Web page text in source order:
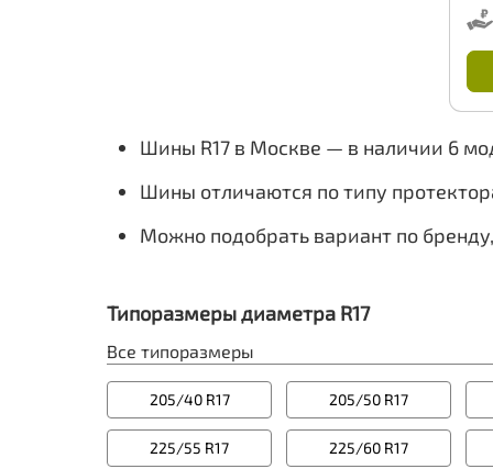
Шины R17 в Москве — в наличии 6
Шины отличаются по типу
Можно подобрать вариант по
Типоразмеры диаметра R17
Все типоразмеры
205/40 R17 205/50 R17
225/55 R17 225/60 R17